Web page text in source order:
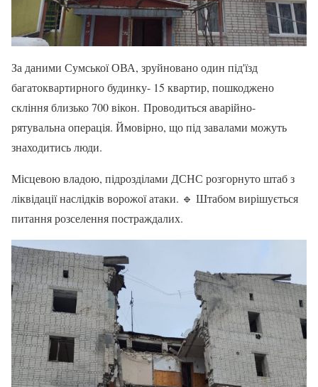
За даними Сумської ОВА, зруйновано один під'їзд
багатоквартирного будинку- 15 квартир, пошкоджено
скління близько 700 вікон. Проводиться аварійно-
рятувальна операція. Ймовірно, що під завалами можуть
знаходитись люди.
Місцевою владою, підрозділами ДСНС розгорнуто штаб з
ліквідації наслідків ворожої атаки. 🔹 Штабом вирішується
питання розселення постраждалих.